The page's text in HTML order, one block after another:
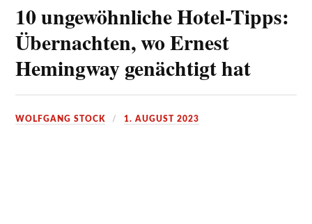
10 ungewöhnliche Hotel-Tipps:
Übernachten, wo Ernest
Hemingway genächtigt hat
WOLFGANG STOCK 1. AUGUST 2023